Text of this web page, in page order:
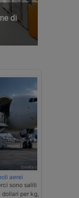
di
aerei
sono saliti
per kg,